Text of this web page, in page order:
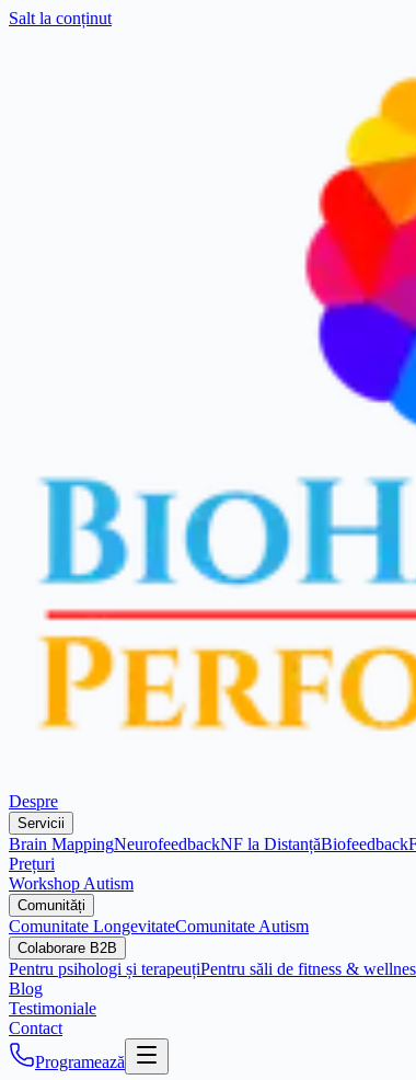
Salt la conținut
Despre
Servicii
Brain MappingNeurofeedbackNF la DistanțăBiofeedback
Prețuri
Workshop Autism
Comunități
Comunitate LongevitateComunitate Autism
Colaborare B2B
Pentru psihologi și terapeuțiPentru săli de fitness &
Blog
Testimoniale
Contact
Programează